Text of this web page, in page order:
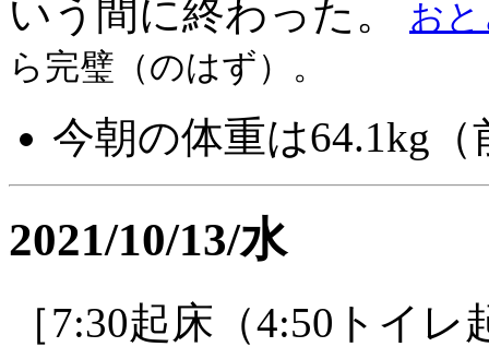
いう間に終わった。
お
ら完璧（のはず）。
今朝の体重は64.1kg（
2021/10/13/水
［7:30起床（4:50トイ